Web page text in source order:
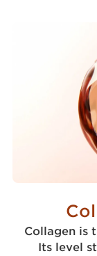
Collagen is
Its level